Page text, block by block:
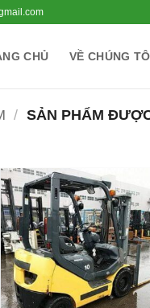
CHỦ VỀ CHÚNG
/ SẢN PHẨM